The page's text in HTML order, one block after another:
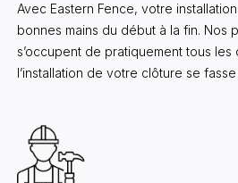
Avec Eastern Fence, votre
bonnes mains du début à la fin. Nos
s’occupent de pratiquement tous les
l’installation de votre clôture se